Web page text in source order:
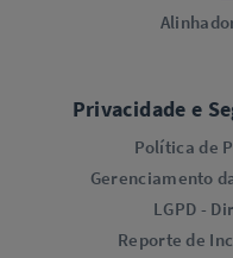
Privacidade e
Política de
Gerenciamento
LGPD -
Reporte de